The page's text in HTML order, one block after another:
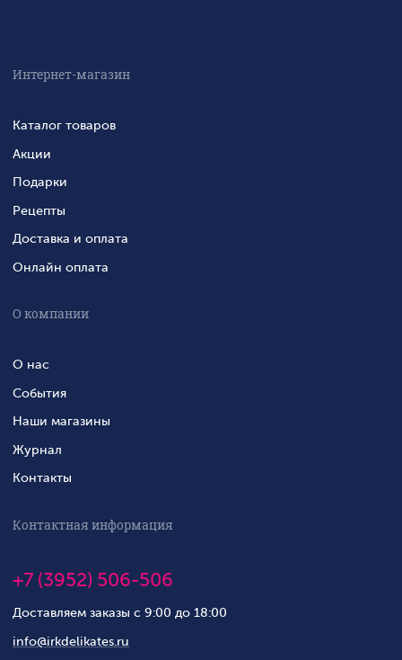
Интернет-магазин
Каталог товаров
Акции
Подарки
Рецепты
Доставка и оплата
Онлайн оплата
О компании
О нас
События
Наши магазины
Журнал
Контакты
Контактная информация
+7 (3952) 506-506
Доставляем заказы с 9:00 до 18:00
info@irkdelikates.ru